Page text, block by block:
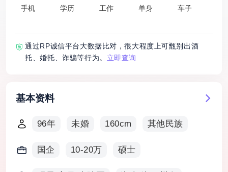
手机 学历 工作 单身 车子
通过RP诚信平台大数据比对，很大程度上可甑别出酒
托、婚托、诈骗等行为。 立即查询
基本资料
96年 未婚 160cm 其他民族
国企 10-20万 硕士